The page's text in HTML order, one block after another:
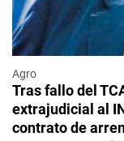
Agro
Tras fallo del
extrajudicial al
contrato de